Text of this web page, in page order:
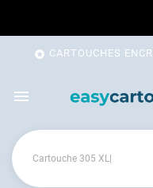
 CARTOUCHES
